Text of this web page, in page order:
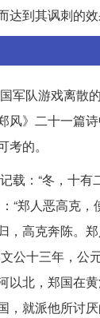
到其讽刺的效
军队游戏离散
风》二十一篇
考的。
载：“冬，十有
“郑人恶高克，
，高克奔陈。
公十三年，公
以北，郑国在
，就派他所讨